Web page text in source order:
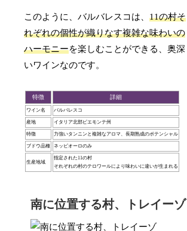
このように、バルバレスコは、11の村そ
れぞれの個性が織りなす複雑な味わいの
ハーモニーを楽しむことができる、奥深
いワインなのです。
特徴 詳細
ワイン名 バルバレスコ
産地 イタリア北部ピエモンテ州
特徴 力強いタンニンと複雑なアロマ、長期熟成のポテンシャル
ブドウ品種 ネッビオーロのみ
生産地域
指定された11の村
それぞれの村のテロワールにより味わいに違いが生まれる
南に位置する村、トレイーゾ